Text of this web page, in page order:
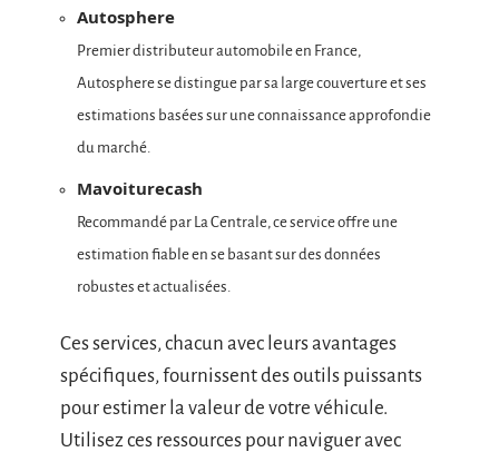
Autosphere
Premier distributeur automobile en France,
Autosphere se distingue par sa large couverture et ses
estimations basées sur une connaissance approfondie
du marché.
Mavoiturecash
Recommandé par La Centrale, ce service offre une
estimation fiable en se basant sur des données
robustes et actualisées.
Ces services, chacun avec leurs avantages
spécifiques, fournissent des outils puissants
pour estimer la valeur de votre véhicule.
Utilisez ces ressources pour naviguer avec